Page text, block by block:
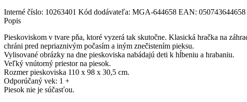
Interné číslo: 10263401 Kód dodávateľa: MGA-644658 EAN: 050743644658
Popis
Pieskoviskom v tvare pňa, ktoré vyzerá tak skutočne. Klasická hračka na
chráni pred nepriaznivým počasím a iným znečistením pieksu.
Vylisované obrázky na dne pieskoviska nabádajú deti k hĺbeniu a hrabaniu.
Veľký vnútorný priestor na piesok.
Rozmer pieskoviska 110 x 98 x 30,5 cm.
Odporúčaný vek: 1 +
Piesok nie je súčasťou.